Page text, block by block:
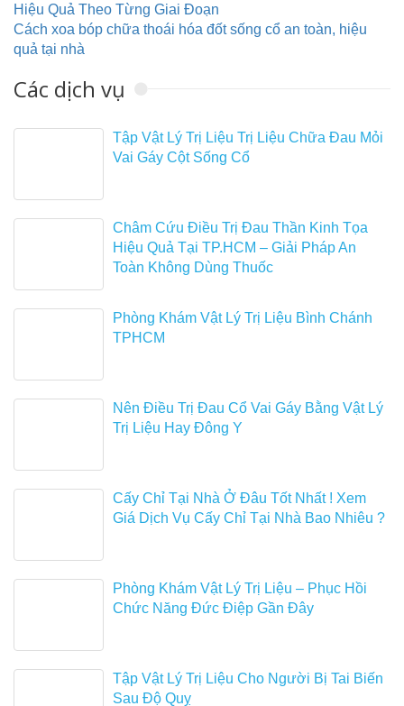
Hiệu Quả Theo Từng Giai Đoạn
Cách xoa bóp chữa thoái hóa đốt sống cổ an toàn, hiệu
quả tại nhà
Các dịch vụ
Tập Vật Lý Trị Liệu Trị Liệu Chữa Đau Mỏi
Vai Gáy Cột Sống Cổ
Châm Cứu Điều Trị Đau Thần Kinh Tọa
Hiệu Quả Tại TP.HCM – Giải Pháp An
Toàn Không Dùng Thuốc
Phòng Khám Vật Lý Trị Liệu Bình Chánh
TPHCM
Nên Điều Trị Đau Cổ Vai Gáy Bằng Vật Lý
Trị Liệu Hay Đông Y
Cấy Chỉ Tại Nhà Ở Đâu Tốt Nhất ! Xem
Giá Dịch Vụ Cấy Chỉ Tại Nhà Bao Nhiêu ?
Phòng Khám Vật Lý Trị Liệu – Phục Hồi
Chức Năng Đức Điệp Gần Đây
Tập Vật Lý Trị Liệu Cho Người Bị Tai Biến
Sau Độ Quỵ